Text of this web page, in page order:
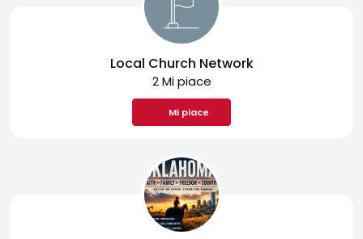
Local Church Network
2 Mi piace
Mi piace